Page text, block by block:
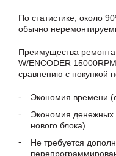
По статистике, около
обычно
Преимущества
W/ENCODER
сравнению с покупкой
Экономия времени
Экономия денежных
нового блока)
Не требуется